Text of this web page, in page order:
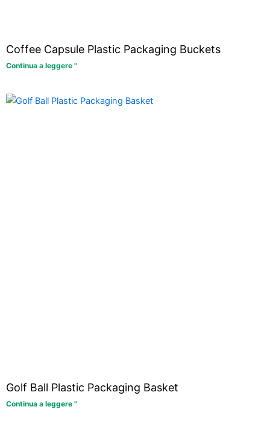
Coffee Capsule Plastic Packaging Buckets
Continua a leggere "
Golf Ball Plastic Packaging Basket
Continua a leggere "